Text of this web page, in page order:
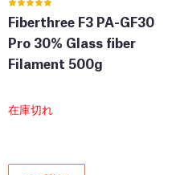
Fiberthree F3 PA-GF30
Pro 30% Glass fiber
Filament 500g
在庫切れ